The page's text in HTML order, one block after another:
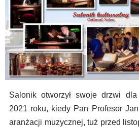
Salonik otworzył swoje drzwi
2021 roku, kiedy Pan Profesor
aranżacji muzycznej, tuż przed